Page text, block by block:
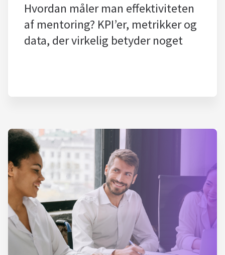
Hvordan måler man effektiviteten
af mentoring? KPI’er, metrikker og
data, der virkelig betyder noget